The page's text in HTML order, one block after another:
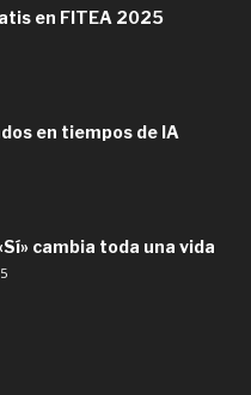
en FITEA 2025
en tiempos de IA
cambia toda una vida